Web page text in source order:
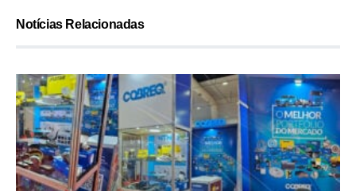
Notícias Relacionadas